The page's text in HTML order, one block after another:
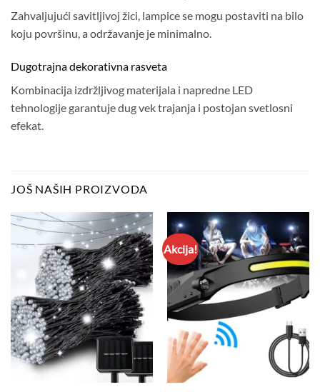
Zahvaljujući savitljivoj žici, lampice se mogu postaviti na bilo
koju površinu, a održavanje je minimalno.
Dugotrajna dekorativna rasveta
Kombinacija izdržljivog materijala i napredne LED
tehnologije garantuje dug vek trajanja i postojan svetlosni
efekat.
JOŠ NAŠIH PROIZVODA
Akcija!